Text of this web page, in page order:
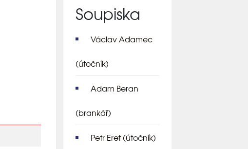
Soupiska
Václav Adamec
(útočník)
Adam Beran
(brankář)
Petr Eret(útočník)